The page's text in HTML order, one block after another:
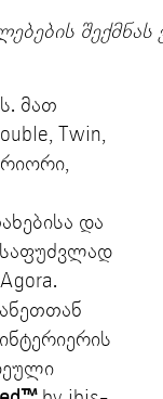
შექმნას
მათ
Twin,
და
საფუძვლად